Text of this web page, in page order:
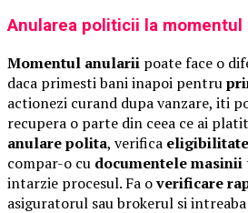
Anularea politicii la
Momentul anularii poate face o
daca primesti bani inapoi pentru
actionezi curand dupa vanzare, iti
recupera o parte din ceea ce ai
anulare polita, verifica
compar-o cu documentele masinii
intarzie procesul. Fa overificare
asiguratorul sau brokerul si